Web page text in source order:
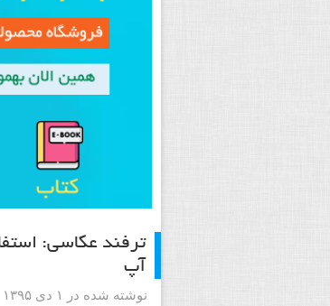
ترفند عکاسی:
آپ
نوشته شده در ۱ دی ۱۳۹۵